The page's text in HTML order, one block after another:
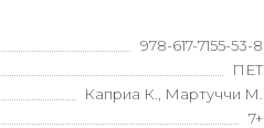
978-617-7155-53-8
ПЕТ
Каприа К., Мартуччи М.
7+